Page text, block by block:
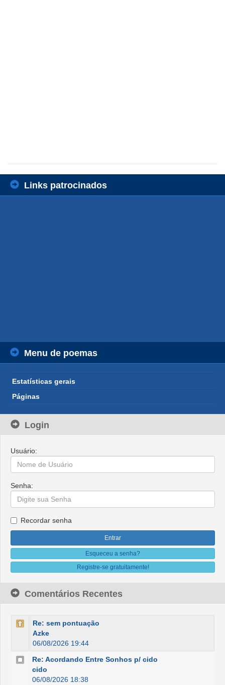
Links patrocinados
Menu de poemas
Estatísticas gerais
Páginas
Login
Usuário:
Senha:
Recordar senha
Esqueceu a senha?
Registre-se gratuitamente!
Comentários Recentes
Re: sem pontuação
Azke
06/08/2026 19:44
Re: Acordando Entre Sonhos p/ cido
cido
06/08/2026 18:38